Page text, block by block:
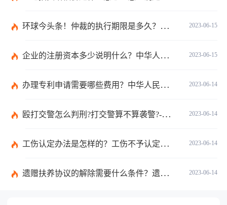
2023-06-15
环球今头条！仲裁的执行期限是多久？仲裁法第六十二条的内容是什么？
2023-06-15
企业的注册资本多少说明什么？中华人民共和国公司法第二十六条是什么？
2023-06-14
办理专利申请需要哪些费用？中华人民共和国专利法实施细则第九十三条内容是什么？_世界讯息
2023-06-14
殴打交警怎么判刑?打交警算不算袭警?-环球观焦点
2023-06-14
工伤认定办法是怎样的？工伤不予认定的三个条件是什么？
2023-06-14
遗赠扶养协议的解除需要什么条件？遗赠抚养协议生效条件是什么？ 天天时讯